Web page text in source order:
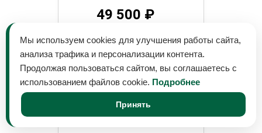
49 500 ₽
Мы используем cookies для улучшения работы сайта,
анализа трафика и персонализации контента.
Продолжая пользоваться сайтом, вы соглашаетесь с
использованием файлов cookie. Подробнее
Принять